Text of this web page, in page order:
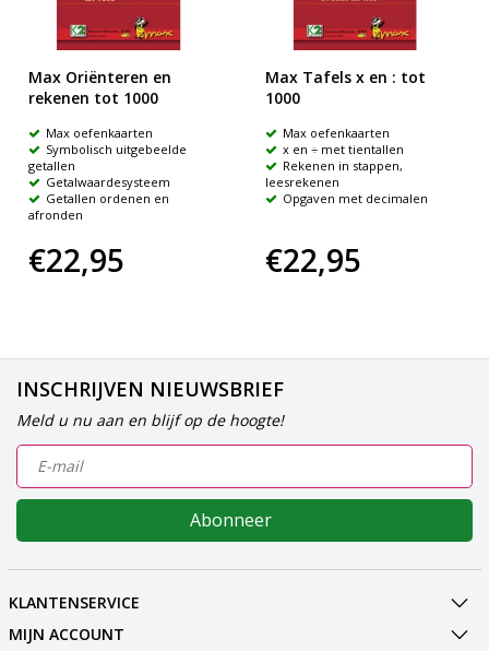
Max Oriënteren en
rekenen tot 1000
Max oefenkaarten
Symbolisch uitgebeelde
getallen
Getalwaardesysteem
Getallen ordenen en
afronden
€22,95
Max Tafels x en : tot
1000
Max oefenkaarten
x en ÷ met tientallen
Rekenen in stappen,
leesrekenen
Opgaven met decimalen
€22,95
INSCHRIJVEN NIEUWSBRIEF
Meld u nu aan en blijf op de hoogte!
Abonneer
KLANTENSERVICE
MIJN ACCOUNT